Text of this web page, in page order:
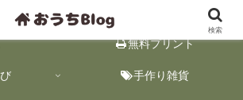
&ワーク情報｜おうち時間をhappyに。
無料プリント
手作り雑貨
検索